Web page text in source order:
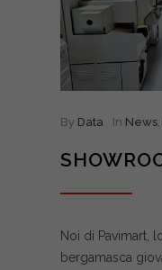
By Data In News,
Noi di Pavimart,
bergamasca